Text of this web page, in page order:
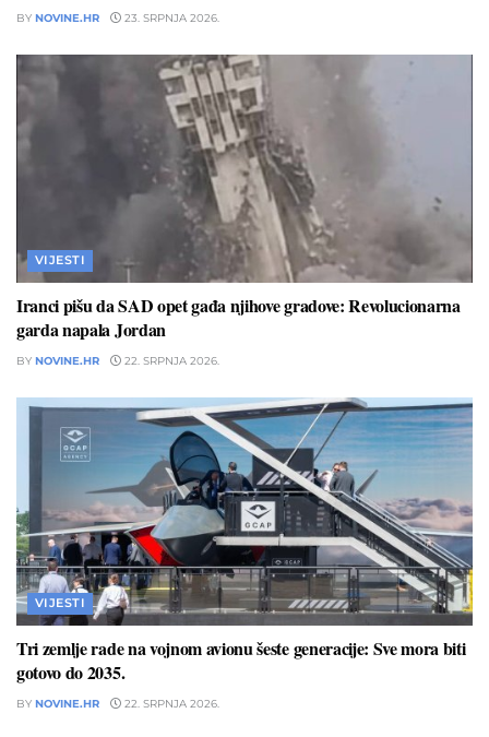
BY NOVINE.HR 23. SRPNJA 2026.
VIJESTI
Iranci pišu da SAD opet gađa njihove gradove: Revolucionarna
garda napala Jordan
BY NOVINE.HR 22. SRPNJA 2026.
VIJESTI
Tri zemlje rade na vojnom avionu šeste generacije: Sve mora biti
gotovo do 2035.
BY NOVINE.HR 22. SRPNJA 2026.